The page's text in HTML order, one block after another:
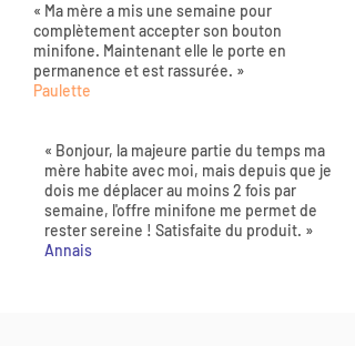
« Ma mère a mis une semaine pour
complètement accepter son bouton
minifone. Maintenant elle le porte en
permanence et est rassurée. »
Paulette
« Bonjour, la majeure partie du temps ma
mère habite avec moi, mais depuis que je
dois me déplacer au moins 2 fois par
semaine, l'offre minifone me permet de
rester sereine ! Satisfaite du produit. »
Annais